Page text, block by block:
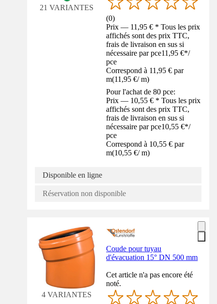
21 VARIANTES
(0)
Prix — 11,95 € * Tous les prix
affichés sont des prix TTC,
frais de livraison en sus si
nécessaire par pce11,95 €*/
pce
Correspond à 11,95 € par
m(11,95 €/ m)
Pour l'achat de 80 pce:
Prix — 10,55 € * Tous les prix
affichés sont des prix TTC,
frais de livraison en sus si
nécessaire par pce10,55 €*/
pce
Correspond à 10,55 € par
m(10,55 €/ m)
Disponible en ligne
Réservation non disponible
4 VARIANTES
Coude pour tuyau
d'évacuation 15° DN 500 mm
Cet article n'a pas encore été
noté.